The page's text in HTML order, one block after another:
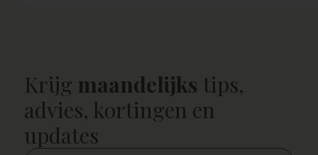
Krijg maandelijks tips,
advies, kortingen en
updates